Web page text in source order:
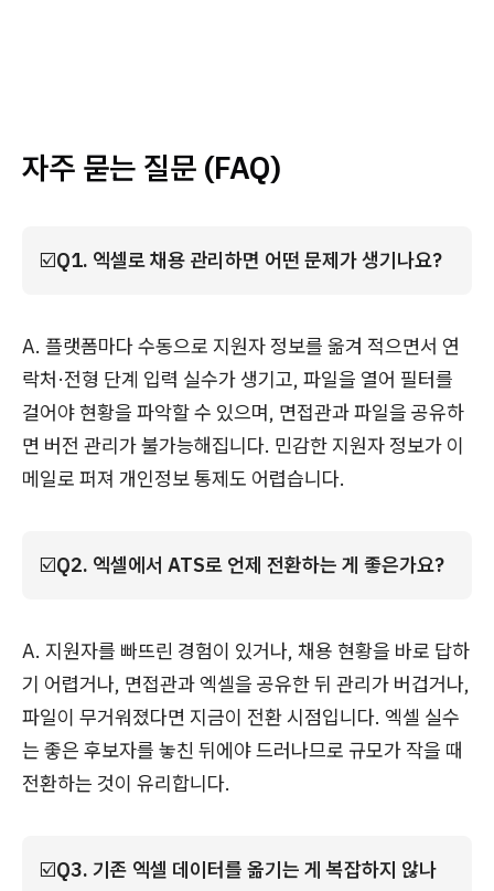
자주 묻는 질문 (FAQ)
☑️Q1. 엑셀로 채용 관리하면 어떤 문제가 생기나요?
A. 플랫폼마다 수동으로 지원자 정보를 옮겨 적으면서 연
락처·전형 단계 입력 실수가 생기고, 파일을 열어 필터를
걸어야 현황을 파악할 수 있으며, 면접관과 파일을 공유하
면 버전 관리가 불가능해집니다. 민감한 지원자 정보가 이
메일로 퍼져 개인정보 통제도 어렵습니다.
☑️Q2. 엑셀에서 ATS로 언제 전환하는 게 좋은가요?
A. 지원자를 빠뜨린 경험이 있거나, 채용 현황을 바로 답하
기 어렵거나, 면접관과 엑셀을 공유한 뒤 관리가 버겁거나,
파일이 무거워졌다면 지금이 전환 시점입니다. 엑셀 실수
는 좋은 후보자를 놓친 뒤에야 드러나므로 규모가 작을 때
전환하는 것이 유리합니다.
☑️Q3. 기존 엑셀 데이터를 옮기는 게 복잡하지 않나